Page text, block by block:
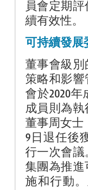
員會定期
續有效性。
可持續發展
董事會級
策略和影響
會於2020
成員則為
董事周女士
9日退任後
行一次會議
集團為推進
施和行動